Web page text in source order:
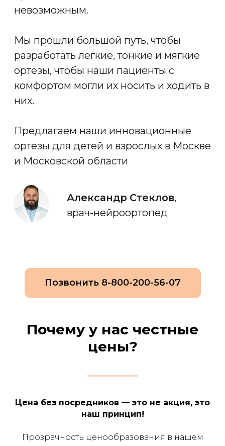
Позвонить 8-800-200-56-07
Почему у нас честные
цены?
Цена без посредников — это не акция, это
наш принцип!
Прозрачность ценообразования в нашем
В ОДНОМ ВИДЕО
ВСЕ О НАШИХ